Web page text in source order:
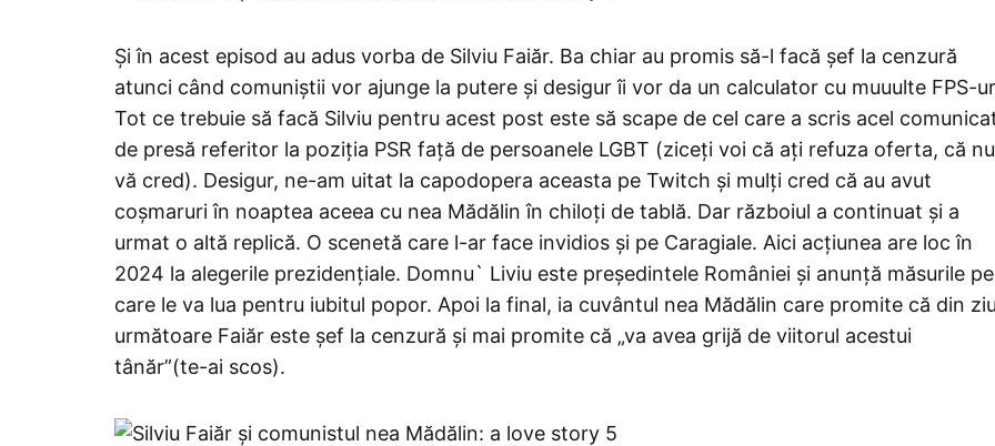
Și în acest episod au adus vorba de Silviu Faiăr. Ba chiar au promis să-l facă șef la cenzură
atunci când comuniștii vor ajunge la putere și desigur îi vor da un calculator cu muuulte FPS-
Tot ce trebuie să facă Silviu pentru acest post este să scape de cel care a scris acel
de presă referitor la poziția PSR față de persoanele LGBT (ziceți voi că ați refuza oferta, că nu
vă cred). Desigur, ne-am uitat la capodopera aceasta pe Twitch și mulți cred că au avut
coșmaruri în noaptea aceea cu nea Mădălin în chiloți de tablă. Dar războiul a continuat și a
urmat o altă replică. O scenetă care l-ar face invidios și pe Caragiale. Aici acțiunea are loc în
2024 la alegerile prezidențiale. Domnu` Liviu este președintele României și anunță măsurile pe
care le va lua pentru iubitul popor. Apoi la final, ia cuvântul nea Mădălin care promite că din
următoare Faiăr este șef la cenzură și mai promite că „va avea grijă de viitorul acestui
tânăr”(te-ai scos).